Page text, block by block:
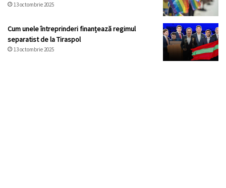
13 octombrie 2025
Cum unele întreprinderi finanțează regimul
separatist de la Tiraspol
13 octombrie 2025